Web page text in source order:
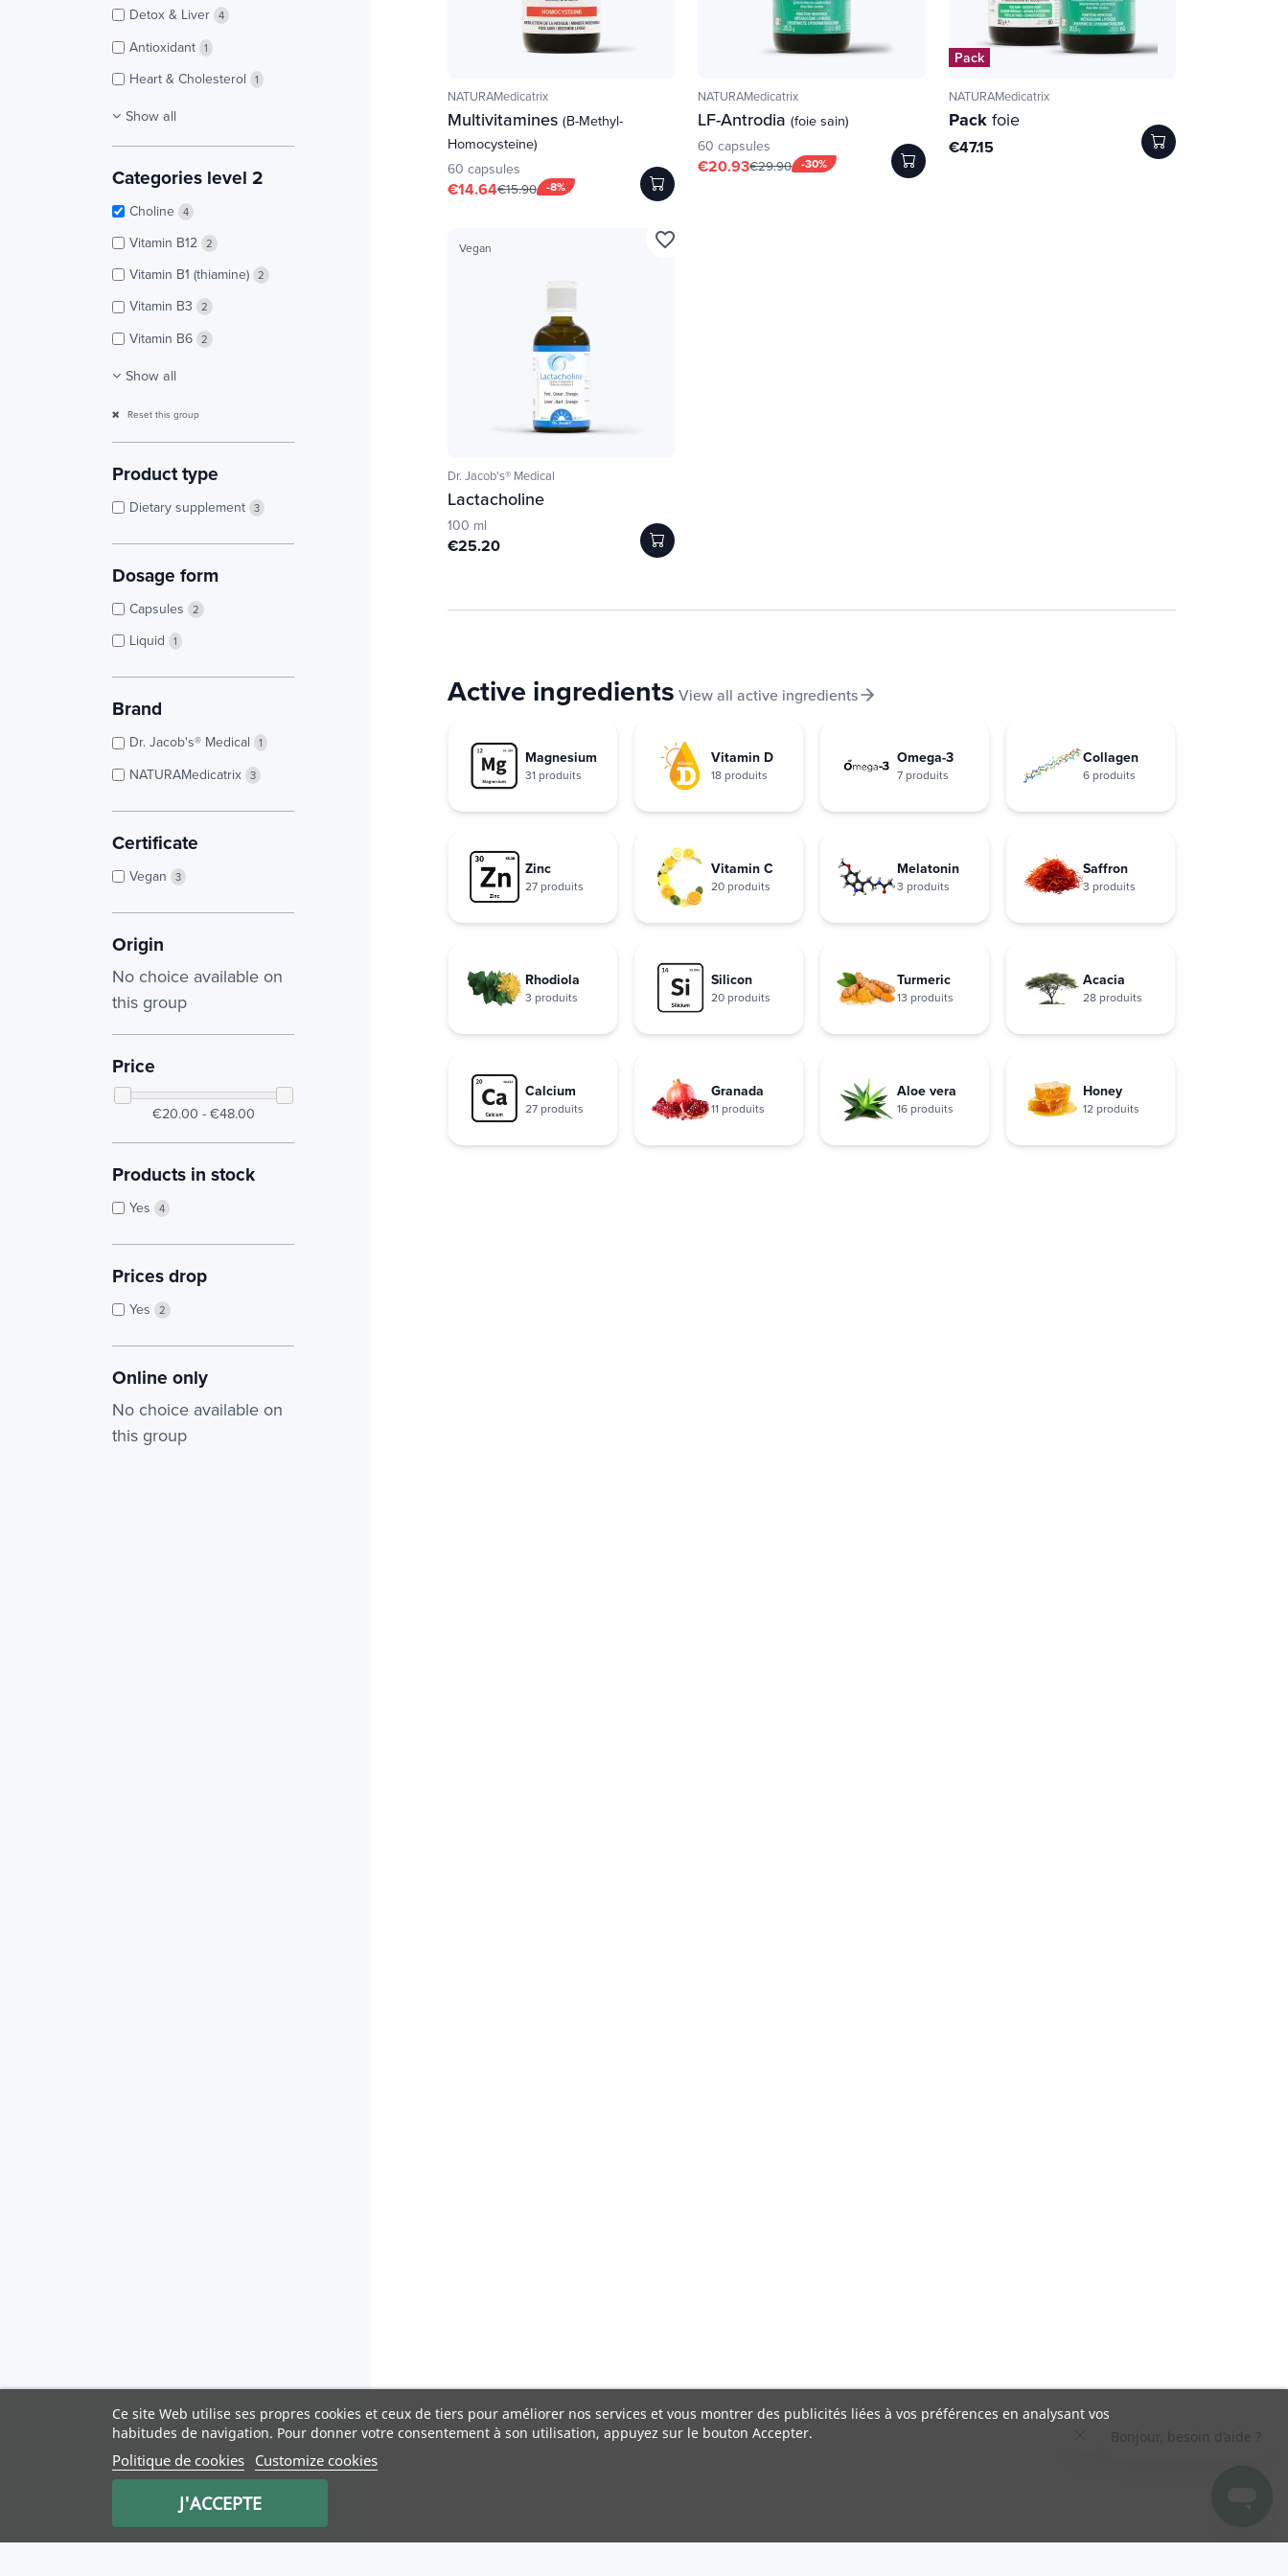
Detox & Liver 4
Antioxidant 1
Heart & Cholesterol 1
Show all
Categories level 2
Choline 4
Vitamin B12 2
Vitamin B1 (thiamine) 2
Vitamin B3 2
Vitamin B6 2
Show all
Reset this group
Product type
Dietary supplement 3
Dosage form
Capsules 2
Liquid 1
Brand
Dr. Jacob's® Medical 1
NATURAMedicatrix 3
Certificate
Vegan 3
Origin
No choice available on
this group
Price
€20.00 - €48.00
Products in stock
Yes 4
Prices drop
Yes 2
Online only
No choice available on
this group
NATURAMedicatrix
Multivitamines (B-Methyl-
Homocysteine)
60 capsules
-8%
€14.64€15.90
NATURAMedicatrix
LF-Antrodia(foie sain)
60 capsules
-30%
€20.93€29.90
Pack
NATURAMedicatrix
Packfoie
€47.15
Vegan
Dr. Jacob's® Medical
Lactacholine
100 ml
€25.20
favorite_border
Active ingredients View all active ingredients
Magnesium
31 produits
Vitamin D
18 produits
Omega-3
7 produits
Collagen
6 produits
Zinc
27 produits
Vitamin C
20 produits
Melatonin
3 produits
Saffron
3 produits
Rhodiola
3 produits
Silicon
20 produits
Turmeric
13 produits
Acacia
28 produits
Calcium
27 produits
Granada
11 produits
Aloe vera
16 produits
Honey
12 produits
Ce site Web utilise ses propres cookies et ceux de tiers pour améliorer nos services et vous montrer des publicités liées à vos préférences en analysant vos
habitudes de navigation. Pour donner votre consentement à son utilisation, appuyez sur le bouton Accepter.
Politique de cookies Customize cookies
J'ACCEPTE